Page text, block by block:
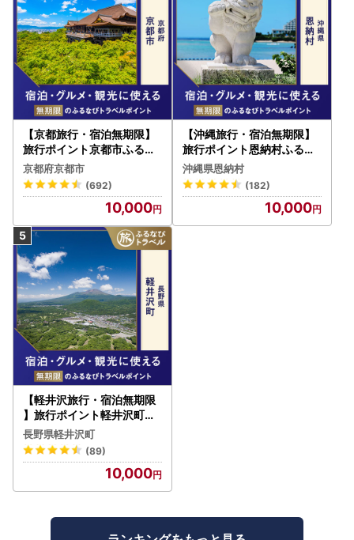
【京都旅行・宿泊無期限】
旅行ポイント京都市ふるな
びトラベルポイント
京都府京都市
(692)
10,000
【沖縄旅行・宿泊無期限】
旅行ポイント恩納村ふるな
びトラベルポイント
沖縄県恩納村
(182)
10,000
【軽井沢旅行・宿泊無期限
】旅行ポイント軽井沢町ふ
るなびトラベルポイント
長野県軽井沢町
(89)
10,000